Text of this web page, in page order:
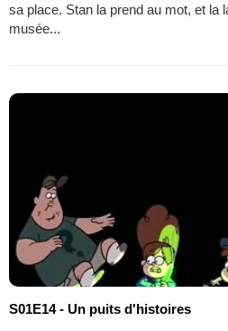
sa place. Stan la prend au mot, et la
musée...
S01E14 - Un puits d'histoires